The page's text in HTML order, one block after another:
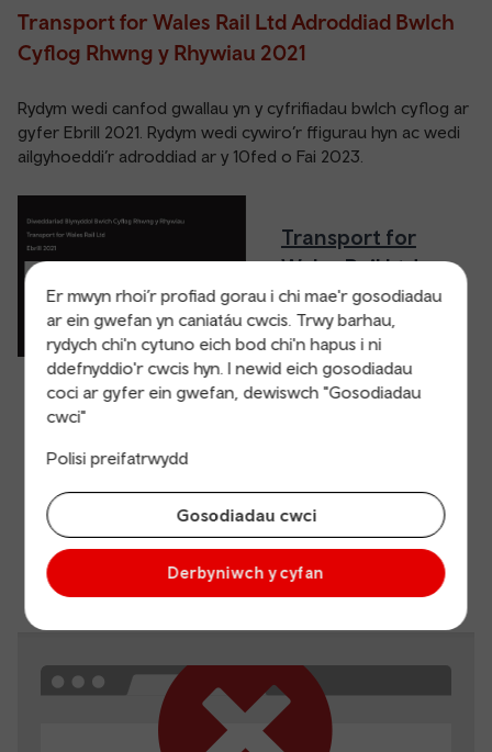
Er mwyn rhoi’r profiad gorau i chi mae'r gosodiadau
ar ein gwefan yn caniatáu cwcis. Trwy barhau,
rydych chi'n cytuno eich bod chi'n hapus i ni
ddefnyddio'r cwcis hyn. I newid eich gosodiadau
coci ar gyfer ein gwefan, dewiswch "Gosodiadau
cwci"
Polisi preifatrwydd
Gosodiadau cwci
Derbyniwch y cyfan
Transport for Wales Rail Ltd Adroddiad Bwlch
Cyflog Rhwng y Rhywiau 2021
Rydym wedi canfod gwallau yn y cyfrifiadau bwlch cyflog ar
gyfer Ebrill 2021. Rydym wedi cywiro’r ffigurau hyn ac wedi
ailgyhoeddi’r adroddiad ar y 10fed o Fai 2023.
Transport for
Wales Rail Ltd
Adroddiad Bwlch
Cyflog Rhwng y
Rhywiau 2022